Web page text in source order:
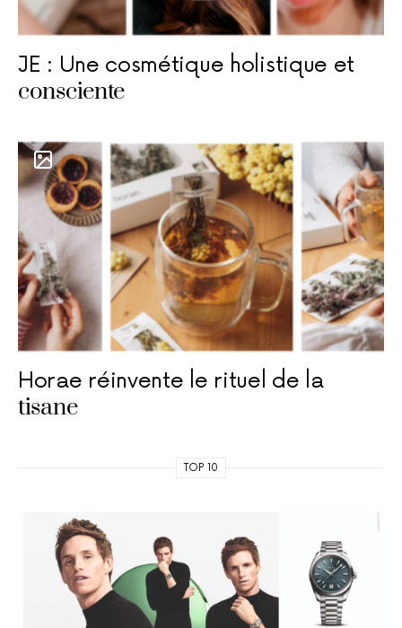
JE : Une cosmétique holistique et
consciente
Horae réinvente le rituel de la
tisane
TOP 10